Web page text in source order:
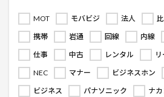
MOT モバビジ 法人
携帯
岩通 回線 内線
仕事
中古 レンタル リ
NEC
マナー ビジネスホン
ビジネス
パナソニック ナカ